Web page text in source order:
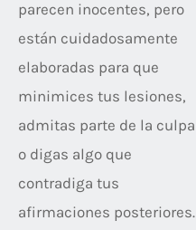
parecen inocentes, pero
están cuidadosamente
elaboradas para que
minimices tus lesiones,
admitas parte de la culpa
o digas algo que
contradiga tus
afirmaciones posteriores.